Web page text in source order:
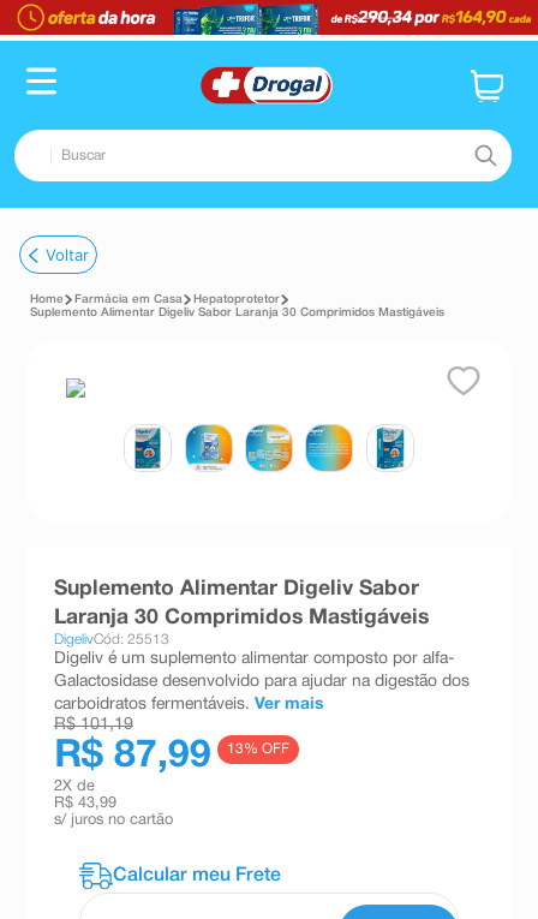
Buscar
1º fralda
2º dipirona
tadalafila
absorvente
10ºshampoo
Voltar
Farmácia em Casa
Hepatoprotetor
Suplemento Alimentar Digeliv Sabor Laranja 30 Comprimidos Mastigáveis
Suplemento Alimentar Digeliv Sabor
Laranja 30 Comprimidos Mastigáveis
DigelivCód: 25513
Digeliv é um suplemento alimentar composto por alfa-
Galactosidase desenvolvido para ajudar na digestão dos
carboidratos fermentáveis. Ver mais
R$ 101,19
R$ 87,99 13% OFF
2X de
R$ 43,99
s/ juros no cartão